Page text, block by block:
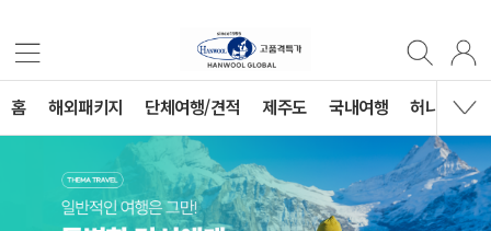
홈 해외패키지 단체여행/견적 제주도 국내여행 허니문